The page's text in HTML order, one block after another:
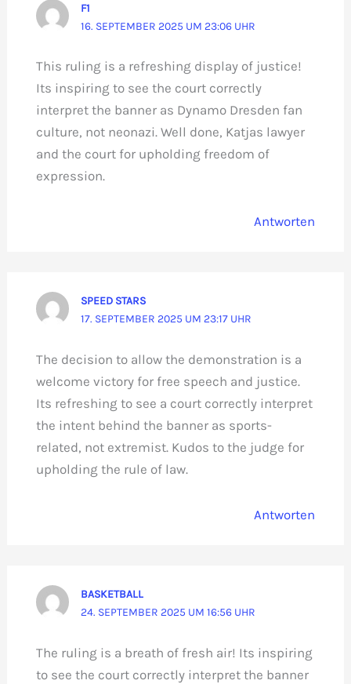
F1
16. SEPTEMBER 2025 UM 23:06 UHR
This ruling is a refreshing display of justice!
Its inspiring to see the court correctly
interpret the banner as Dynamo Dresden fan
culture, not neonazi. Well done, Katjas lawyer
and the court for upholding freedom of
expression.
Antworten
SPEED STARS
17. SEPTEMBER 2025 UM 23:17 UHR
The decision to allow the demonstration is a
welcome victory for free speech and justice.
Its refreshing to see a court correctly interpret
the intent behind the banner as sports-
related, not extremist. Kudos to the judge for
upholding the rule of law.
Antworten
BASKETBALL
24. SEPTEMBER 2025 UM 16:56 UHR
The ruling is a breath of fresh air! Its inspiring
to see the court correctly interpret the banner